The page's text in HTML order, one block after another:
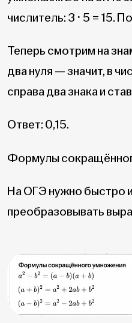
числитель: 3 ⋅ 5 = 15.
Теперь смотрим на
два нуля — значит, в
справа два знака и
Ответ: 0,15.
Формулы
На ОГЭ нужно быстро
преобразовывать